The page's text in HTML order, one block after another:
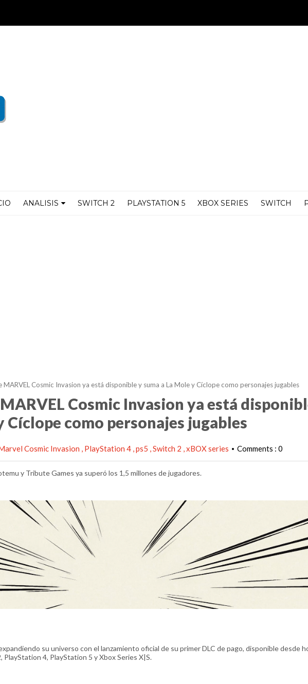
ANALISIS SWITCH 2 PLAYSTATION 5 XBOX SERIES SWITCH
MARVEL Cosmic Invasion ya está disponible y suma a La Mole y Cíclope como personajes jugables
MARVEL Cosmic Invasion ya está
Cíclope como personajes jugables
Cosmic Invasion PlayStation 4 ps5 Switch 2 xBOX series • Comments : 0
y Tribute Games ya superó los 1,5 millones de jugadores.
su universo con el lanzamiento oficial de su primer DLC de pago, disponible desde
4, PlayStation 5 y Xbox Series X|S.